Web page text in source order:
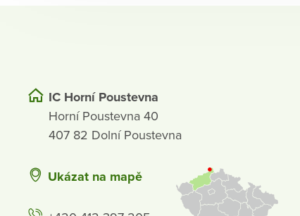
IC Horní Poustevna
Horní Poustevna 40
407 82 Dolní Poustevna
Ukázat na mapě